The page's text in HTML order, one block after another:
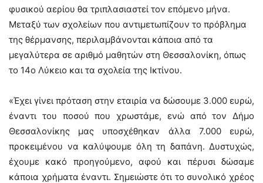
φυσικού αερίου θα τριπλασιαστεί τον επόμενο μήνα.
Μεταξύ των σχολείων που αντιμετωπίζουν το πρόβλημα
της θέρμανσης, περιλαμβάνονται κάποια από τα
μεγαλύτερα σε αριθμό μαθητών στη Θεσσαλονίκη, όπως
το 14ο Λύκειο και τα σχολεία της Ικτίνου.
«Έχει γίνει πρόταση στην εταιρία να δώσουμε 3.000 ευρώ,
έναντι του ποσού που χρωστάμε, ενώ από τον Δήμο
Θεσσαλονίκης μας υποσχέθηκαν άλλα 7.000 ευρώ,
προκειμένου να καλύψουμε όλη τη δαπάνη. Δυστυχώς,
έχουμε κακό προηγούμενο, αφού και πέρυσι δώσαμε
κάποια χρήματα έναντι. Σημειώστε ότι το συνολικό χρέος